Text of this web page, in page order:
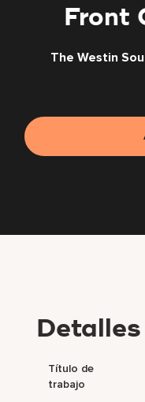
Front
The Westin
Título de
trabajo